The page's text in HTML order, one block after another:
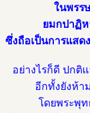
ในพรร
ยมกปาฏิห
ซึ่งถือเป็นการแส
อย่างไรก็ดี ปกติ
อีกทั้งยังห้า
โดยพระพุ